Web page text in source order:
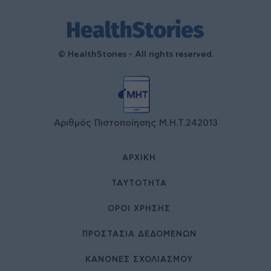
© HealthStories - All rights reserved.
Αριθμός Πιστοποίησης Μ.Η.Τ.242013
ΑΡΧΙΚΉ
ΤΑΥΤΌΤΗΤΑ
ΌΡΟΙ ΧΡΉΣΗΣ
ΠΡΟΣΤΑΣΙΑ ΔΕΔΟΜΕΝΩΝ
ΚΑΝΟΝΕΣ ΣΧΟΛΙΑΣΜΟΥ